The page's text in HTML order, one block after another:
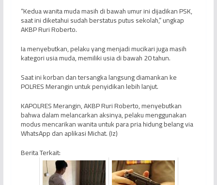
“Kedua wanita muda masih di bawah umur ini dijadikan PSK,
saat ini diketahui sudah berstatus putus sekolah,” ungkap
AKBP Ruri Roberto.
Ia menyebutkan, pelaku yang menjadi mucikari juga masih
kategori usia muda, memiliki usia di bawah 20 tahun.
Saat ini korban dan tersangka langsung diamankan ke
POLRES Merangin untuk penyidikan lebih lanjut.
KAPOLRES Merangin, AKBP Ruri Roberto, menyebutkan
bahwa dalam melancarkan aksinya, pelaku menggunakan
modus mencarikan wanita untuk para pria hidung belang via
WhatsApp dan aplikasi Michat. (Iz)
Berita Terkait: